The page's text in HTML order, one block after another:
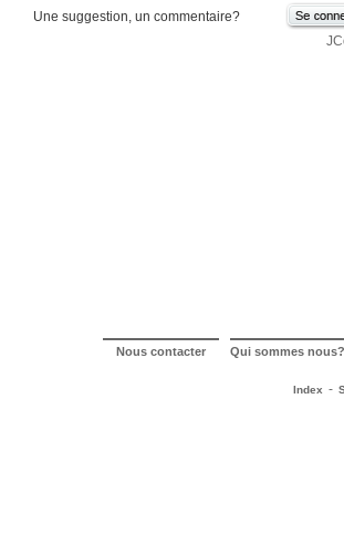
Une suggestion, un commentaire?
Nous contacter Qui sommes nous?
Index -